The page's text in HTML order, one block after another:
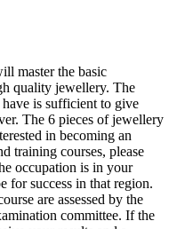
master the basic
quality jewellery. The
is sufficient to give
The 6 pieces of jewellery
in becoming an
training courses, please
occupation is in your
for success in that region.
are assessed by the
committee. If the